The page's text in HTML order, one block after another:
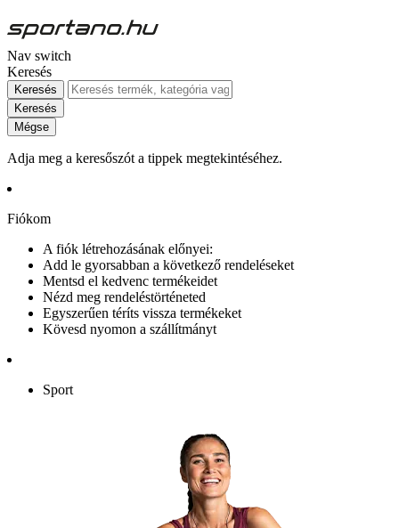
Nav switch
Keresés
Keresés
Keresés
Mégse
Adja meg a keresőszót a tippek megtekintéséhez.
Fiókom
A fiók létrehozásának előnyei:
Add le gyorsabban a következő rendeléseket
Mentsd el kedvenc termékeidet
Nézd meg rendeléstörténeted
Egyszerűen téríts vissza termékeket
Kövesd nyomon a szállítmányt
Sport